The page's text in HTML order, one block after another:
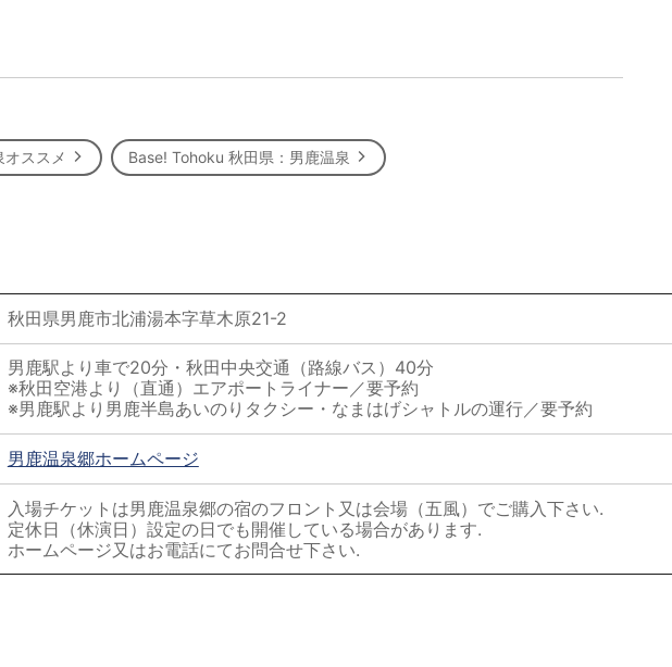
ススメ Base! Tohoku 秋田県：男鹿温泉
秋田県男鹿市北浦湯本字草木原21-2
男鹿駅より車で20分・秋田中央交通（路線バス）40分
※秋田空港より（直通）エアポートライナー／要予約
※男鹿駅より男鹿半島あいのりタクシー・なまはげシャトルの運行／要予約
男鹿温泉郷ホームページ
入場チケットは男鹿温泉郷の宿のフロント又は会場（五風）でご購入下さい.
定休日（休演日）設定の日でも開催している場合があります.
ホームページ又はお電話にてお問合せ下さい.